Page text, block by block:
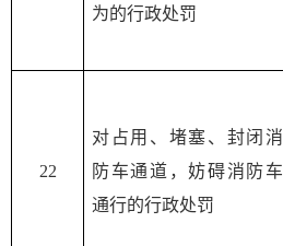
为的行政处罚
22
对占用、堵塞、封闭消
防车通道，妨碍消防车
通行的行政处罚